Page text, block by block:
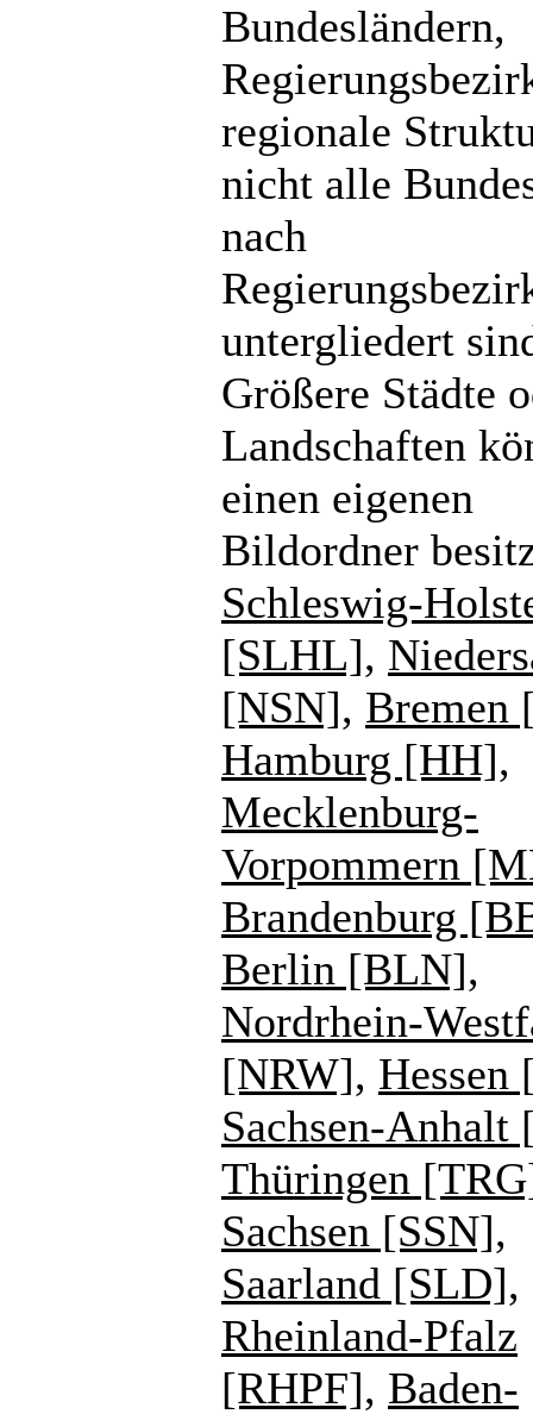
Bundesländern,
regionale
nicht alle
nach
untergliedert
Größere Städte
Landschaften
einen eigenen
Bildordner
Schleswig-
[SLHL],
[NSN], Bremen
Hamburg [HH],
Mecklenburg-
Vorpommern
Brandenburg
Berlin [BLN],
Nordrhein-
[NRW], Hessen
Sachsen-Anhalt
Thüringen
Sachsen [SSN],
Saarland [SLD],
Rheinland-Pfalz
[RHPF], Baden-